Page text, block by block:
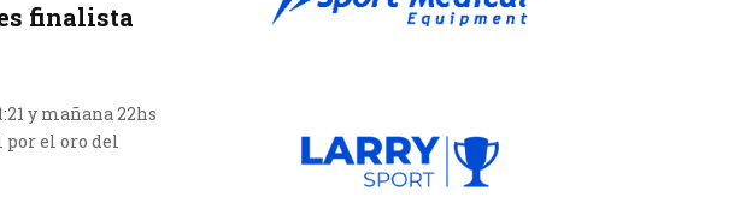
finalista
y mañana 22hs
por el oro del